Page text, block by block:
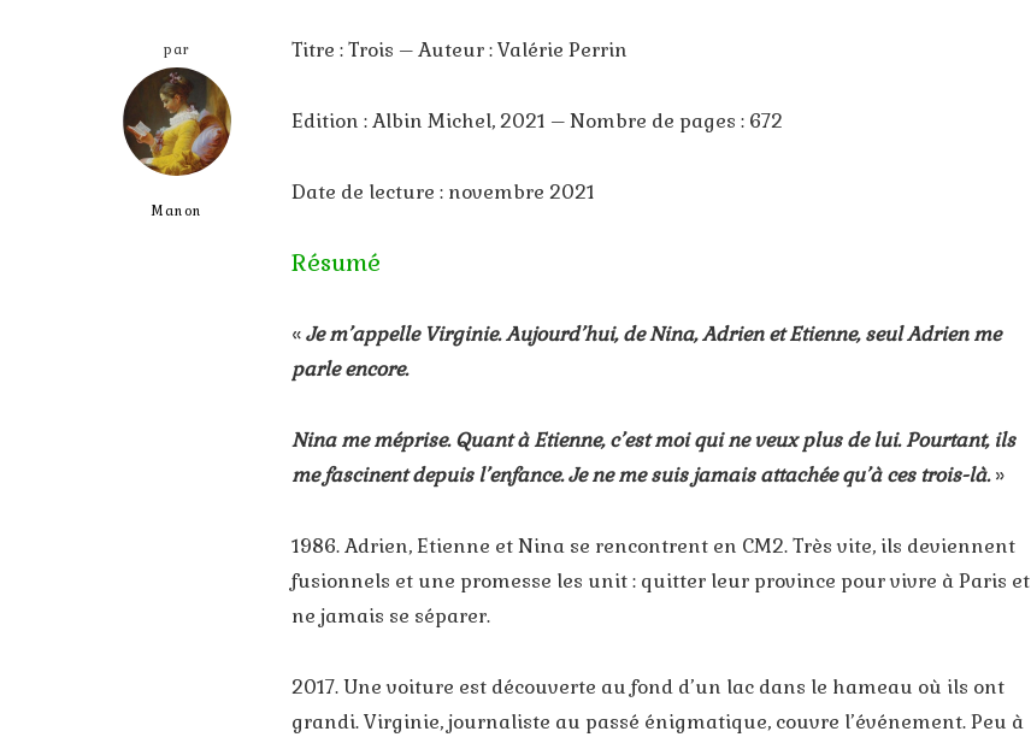
par
Manon
Titre : Trois – Auteur : Valérie Perrin
Edition : Albin Michel, 2021 – Nombre de pages : 672
Date de lecture : novembre 2021
Résumé
«Je m’appelle Virginie. Aujourd’hui, de Nina, Adrien et Etienne, seul Adrien me
parle encore.
Nina me méprise. Quant à Etienne, c’est moi qui ne veux plus de lui. Pourtant, ils
me fascinent depuis l’enfance. Je ne me suis jamais attachée qu’à ces trois-là.»
1986. Adrien, Etienne et Nina se rencontrent en CM2. Très vite, ils deviennent
fusionnels et une promesse les unit : quitter leur province pour vivre à Paris et
ne jamais se séparer.
2017. Une voiture est découverte au fond d’un lac dans le hameau où ils ont
grandi. Virginie, journaliste au passé énigmatique, couvre l’événement. Peu à